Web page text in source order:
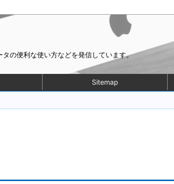
の便利な使い方などを発信しています。
Sitemap